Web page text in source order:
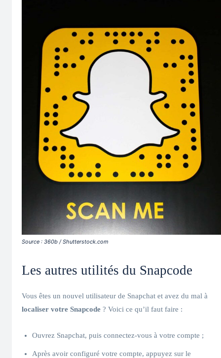
Source : 360b / Shutterstock.com
Les autres utilités du Snapcode
Vous êtes un nouvel utilisateur de Snapchat et avez du mal à
localiser votre Snapcode ? Voici ce qu’il faut faire :
Ouvrez Snapchat, puis connectez-vous à votre compte ;
Après avoir configuré votre compte, appuyez sur le